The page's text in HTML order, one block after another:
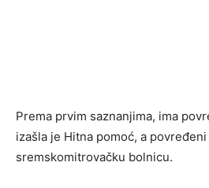
Prema prvim saznanjima, ima
izašla je Hitna pomoć, a
sremskomitrovačku bolnicu.